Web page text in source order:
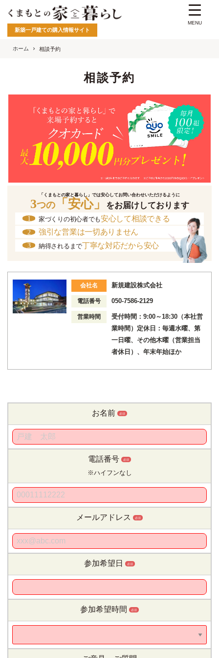
新築一戸建ての購入情報サイト
ホーム 相談予約
相談予約
「くまもとの家と暮らし」では安心してお問い合わせいただけるように
3つの「安心」 をお届けしております
1 家づくりの初心者でも安心して相談できる
2 強引な営業は一切ありません
3 納得されるまで丁寧な対応だから安心
会社名 新規建設株式会社
電話番号 050-7586-2129
営業時間
受付時間：9:00～18:30（本社営
業時間）定休日：毎週水曜、第
一日曜、その他木曜（営業担当
者休日）、年末年始ほか
お名前 必須
電話番号 必須
※ハイフンなし
メールアドレス 必須
参加希望日 必須
参加希望時間 必須
MENU